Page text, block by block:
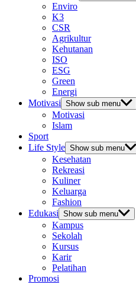
Enviro
K3
CSR
Agrikultur
Kehutanan
ISO
ESG
Green
Energi
Motivasi Show sub menu
Motivasi
Islam
Sport
Life Style Show sub menu
Kesehatan
Rekreasi
Kuliner
Keluarga
Fashion
Edukasi Show sub menu
Kampus
Sekolah
Kursus
Karir
Pelatihan
Promosi